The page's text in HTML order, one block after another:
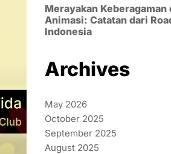
Merayakan
Animasi: Catatan dari
Indonesia
Archives
May 2026
October 2025
September 2025
August 2025